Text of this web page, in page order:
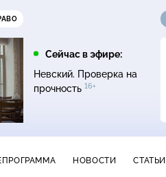
Сейчас в эфире:
Невский. Проверка на
прочность 16+
10:25
ЧП
НОВОСТИ СТАТЬИ